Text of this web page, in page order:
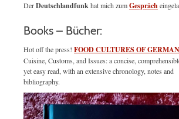
DerDeutschlandfunkhat mich zumGespräch
Books – Bücher:
Hot off the press! FOOD CULTURES OF
Cuisine, Customs, and Issues: a concise,
yet easy read, with an extensive chronology, notes and
bibliography.